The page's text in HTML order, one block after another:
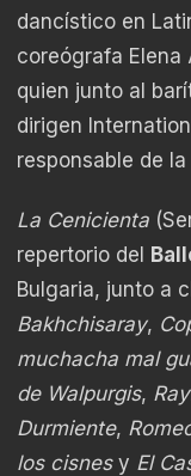
dancístico en
coreógrafa Elena
quien junto al
dirigen
responsable de la
La Cenicienta
repertorio del
Bulgaria, junto a
Bakhchisaray,
muchacha mal
de Walpurgis,
Durmiente,
los cisnesy El